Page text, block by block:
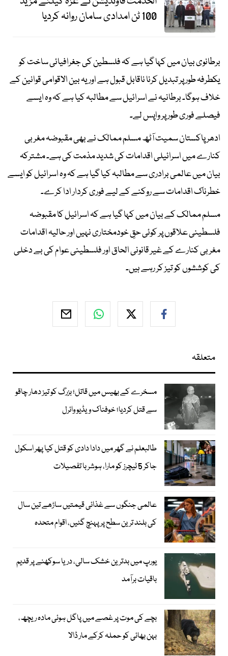
100 ٹن امدادی سامان روانہ کردیا
برطانوی بیان میں کہا گیا ہے کہ فلسطین کی جغرافیائی ساخت کو
یکطرفہ طور پر تبدیل کرنا ناقابل قبول ہے اور یہ بین الاقوامی قوانین کے
خلاف ہوگا۔ برطانیہ نے اسرائیل سے مطالبہ کیا ہے کہ وہ ایسے
فیصلے فوری طور پر واپس لے۔
ادھر پاکستان سمیت آٹھ مسلم ممالک نے بھی مقبوضہ مغربی
کنارے میں اسرائیلی اقدامات کی شدید مذمت کی ہے۔ مشترکہ
بیان میں عالمی برادری سے مطالبہ کیا گیا ہے کہ وہ اسرائیل کو ایسے
خطرناک اقدامات سے روکنے کے لیے فوری کردار ادا کرے۔
مسلم ممالک کے بیان میں کہا گیا ہے کہ اسرائیل کا مقبوضہ
فلسطینی علاقوں پر کوئی حقِ خودمختاری نہیں اور حالیہ اقدامات
مغربی کنارے کے غیر قانونی الحاق اور فلسطینی عوام کی بے دخلی
کی کوششوں کو تیز کر رہے ہیں۔
متعلقہ
مسخرے کے بھیس میں قاتل؛ بزرگ کو تیز دھار چاقو
سے قتل کردیا؛ خوفناک ویڈیو وائرل
طالبعلم نے گھر میں دادا دادی کو قتل کیا پھر اسکول
جاکر 5 ٹیچرز کو مارا، ہوشربا تفصیلات
عالمی جنگوں سے غذائی قیمتیں ساڑھے تین سال
کی بلند ترین سطح پر پہنچ گئیں، اقوام متحدہ
یورپ میں بدترین خشک سالی، دریا سوکھنے پر قدیم
باقیات برآمد
بچے کی موت پر غصے میں پاگل ہوئی مادہ ریچھ،
بہن بھائی کو حملہ کرکے مار ڈالا